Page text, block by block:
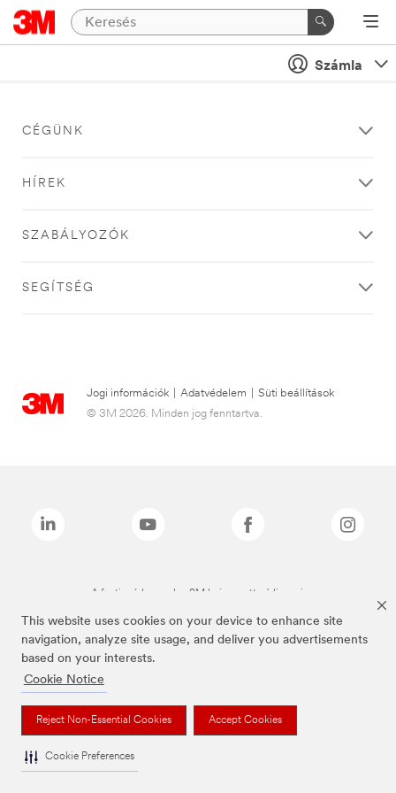
This website uses cookies on your device to enhance site
navigation, analyze site usage, and deliver you advertisements
based on your interests.
Cookie Notice
Reject Non-Essential Cookies Accept Cookies
Cookie Preferences
Számla
CÉGÜNK
HÍREK
SZABÁLYOZÓK
SEGÍTSÉG
Jogi információk Adatvédelem
Süti beállítások
© 3M 2026. Minden jog fenntartva.
A fenti márkanevek a 3M bejegyzett védjegyei.